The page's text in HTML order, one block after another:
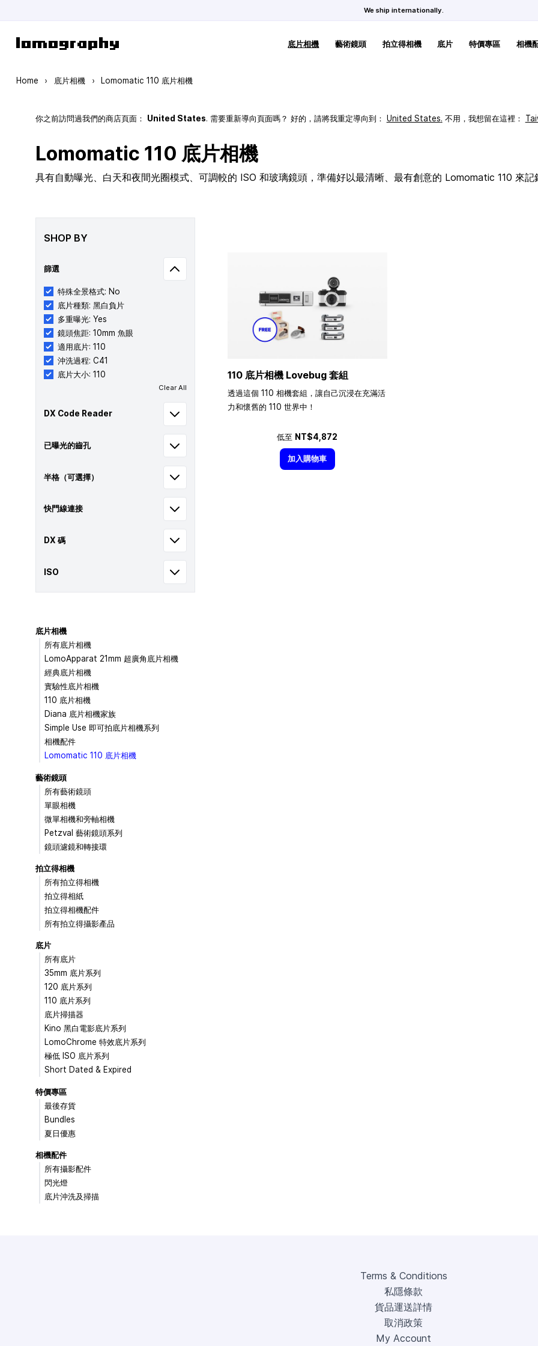
We ship internationally.
底片相機 藝術鏡頭 拍立得相機 底片 特價專區 相機
Home › 底片相機 › Lomomatic 110 底片相機
你之前訪問過我們的商店頁面： United States. 需要重新導向頁面嗎？ 好的，請將我重定導向到： United States. 不用，我想留在這裡：
Lomomatic 110 底片相機
具有自動曝光、白天和夜間光圈模式、可調較的 ISO 和玻璃鏡頭，準備好以最清晰、最有創意的 Lomomatic 110 來記
SHOP BY
篩選
特殊全景格式: No
底片種類: 黑白負片
多重曝光: Yes
鏡頭焦距: 10mm 魚眼
適用底片: 110
沖洗過程: C41
底片大小: 110
Clear All
DX Code Reader
已曝光的齒孔
半格（可選擇）
快門線連接
DX 碼
ISO
110 底片相機 Lovebug 套組
透過這個 110 相機套組，讓自己沉浸在充滿活
力和懷舊的 110 世界中！
低至 NT$4,872
加入購物車
底片相機
所有底片相機
LomoApparat 21mm 超廣角底片相機
經典底片相機
實驗性底片相機
110 底片相機
Diana 底片相機家族
Simple Use 即可拍底片相機系列
相機配件
Lomomatic 110 底片相機
藝術鏡頭
所有藝術鏡頭
單眼相機
微單相機和旁軸相機
Petzval 藝術鏡頭系列
鏡頭濾鏡和轉接環
拍立得相機
所有拍立得相機
拍立得相紙
拍立得相機配件
所有拍立得攝影產品
底片
所有底片
35mm 底片系列
120 底片系列
110 底片系列
底片掃描器
Kino 黑白電影底片系列
LomoChrome 特效底片系列
極低 ISO 底片系列
Short Dated & Expired
特價專區
最後存貨
Bundles
夏日優惠
相機配件
所有攝影配件
閃光燈
底片沖洗及掃描
Terms & Conditions
私隱條款
貨品運送詳情
取消政策
My Account